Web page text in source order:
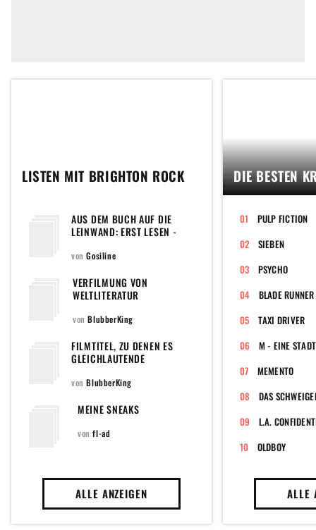
LISTEN MIT BRIGHTON ROCK
AUS DEM BUCH AUF DIE
LEINWAND: ERST LESEN -
vonGosiline
VERFILMUNG VON
WELTLITERATUR
vonBlubberKing
FILMTITEL, ZU DENEN ES
GLEICHLAUTENDE
vonBlubberKing
MEINE SNEAKS
vonfl-ad
ALLE ANZEIGEN
DIE BESTEN
PULP FICTION
SIEBEN
PSYCHO
BLADE RUNNER
TAXI DRIVER
M - EINE
MEMENTO
DAS
L.A.
OLDBOY
ALLE